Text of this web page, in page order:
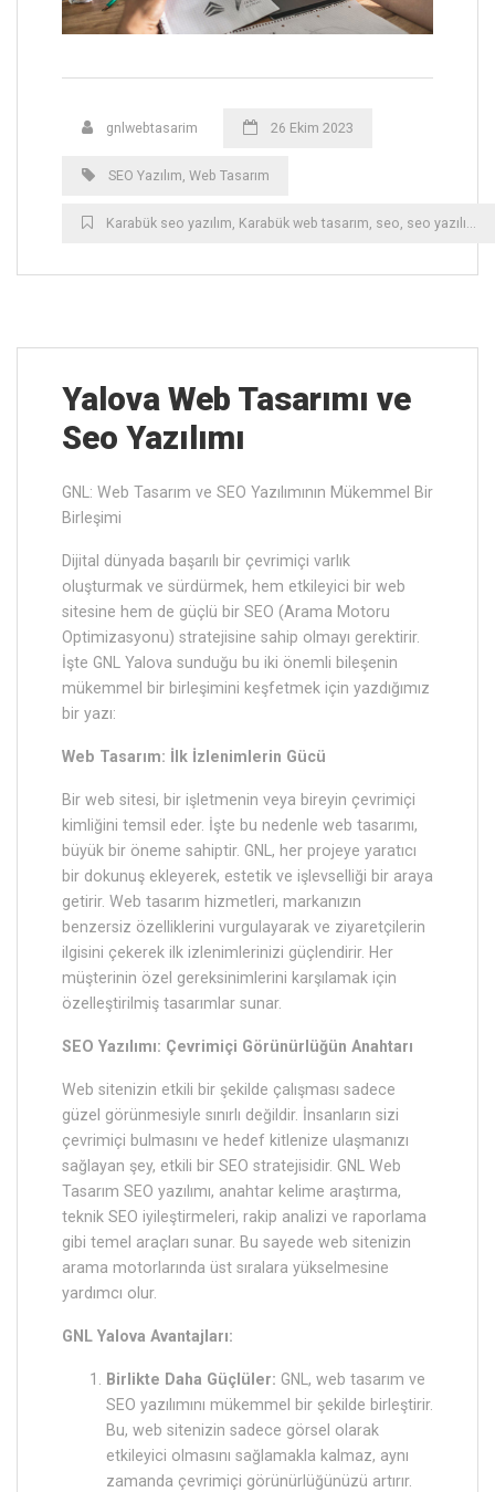
gnlwebtasarim 26 Ekim 2023
SEO Yazılım, Web Tasarım
Karabük ‎seo yazılım, Karabük ‎web tasarım, seo, seo yazılım
Yalova ‎Web Tasarımı ve
Seo Yazılımı
GNL: Web Tasarım ve SEO Yazılımının Mükemmel Bir
Birleşimi
Dijital dünyada başarılı bir çevrimiçi varlık
oluşturmak ve sürdürmek, hem etkileyici bir web
sitesine hem de güçlü bir SEO (Arama Motoru
Optimizasyonu) stratejisine sahip olmayı gerektirir.
İşte GNL Yalova sunduğu bu iki önemli bileşenin
mükemmel bir birleşimini keşfetmek için yazdığımız
bir yazı:
Web Tasarım: İlk İzlenimlerin Gücü
Bir web sitesi, bir işletmenin veya bireyin çevrimiçi
kimliğini temsil eder. İşte bu nedenle web tasarımı,
büyük bir öneme sahiptir. GNL, her projeye yaratıcı
bir dokunuş ekleyerek, estetik ve işlevselliği bir araya
getirir. Web tasarım hizmetleri, markanızın
benzersiz özelliklerini vurgulayarak ve ziyaretçilerin
ilgisini çekerek ilk izlenimlerinizi güçlendirir. Her
müşterinin özel gereksinimlerini karşılamak için
özelleştirilmiş tasarımlar sunar.
SEO Yazılımı: Çevrimiçi Görünürlüğün Anahtarı
Web sitenizin etkili bir şekilde çalışması sadece
güzel görünmesiyle sınırlı değildir. İnsanların sizi
çevrimiçi bulmasını ve hedef kitlenize ulaşmanızı
sağlayan şey, etkili bir SEO stratejisidir. GNL Web
Tasarım SEO yazılımı, anahtar kelime araştırma,
teknik SEO iyileştirmeleri, rakip analizi ve raporlama
gibi temel araçları sunar. Bu sayede web sitenizin
arama motorlarında üst sıralara yükselmesine
yardımcı olur.
GNL Yalova Avantajları:
Birlikte Daha Güçlüler: GNL, web tasarım ve
SEO yazılımını mükemmel bir şekilde birleştirir.
Bu, web sitenizin sadece görsel olarak
etkileyici olmasını sağlamakla kalmaz, aynı
zamanda çevrimiçi görünürlüğünüzü artırır.